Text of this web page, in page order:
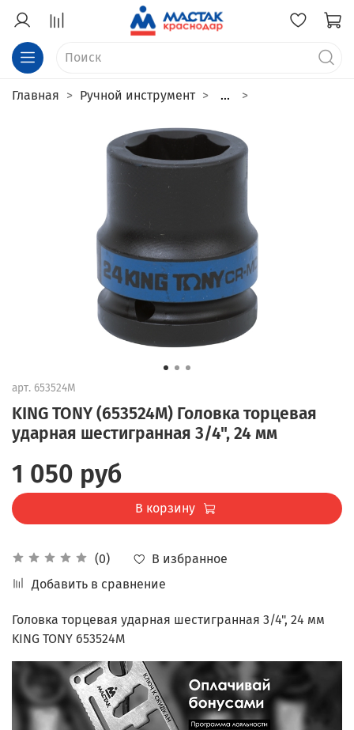
Главная Ручной инструмент ...
арт. 653524M
KING TONY (653524M) Головка торцевая
ударная шестигранная 3/4", 24 мм
(0)
В избранное
Добавить в сравнение
1 050 руб
В корзину
Головка торцевая ударная шестигранная 3/4", 24 мм
KING TONY 653524M